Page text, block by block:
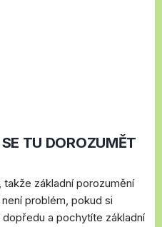
TU DOROZUMĚT
takže základní porozumění
problém, pokud si
a pochytíte základní